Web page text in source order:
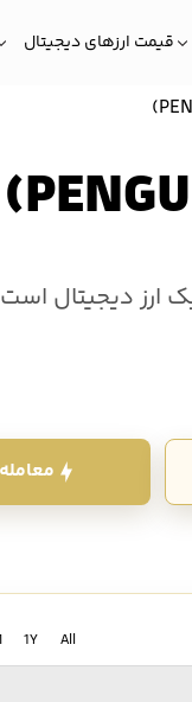
قیمت ارزهای دیجیتال
معامله
All
1Y